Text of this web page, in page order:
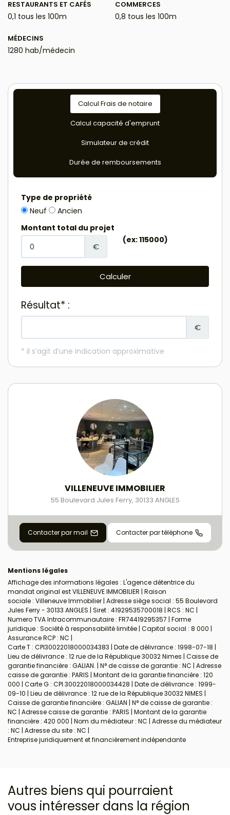
RESTAURANTS ET CAFÉS
0,1 tous les 100m
COMMERCES
0,8 tous les 100m
MÉDECINS
1280 hab/médecin
Calcul Frais de notaire
Calcul capacité d'emprunt
Simulateur de crédit
Durée de remboursements
VILLENEUVE IMMOBILIER
55 Boulevard Jules Ferry, 30133 ANGLES
Contacter par mail Contacter par téléphone
Mentions légales
Affichage des informations légales : L'agence détentrice du
mandat original est VILLENEUVE IMMOBILIER | Raison
sociale : Villeneuve Immobilier | Adresse siège social : 55 Boulevard
Jules Ferry - 30133 ANGLES | Siret : 41929535700018 | RCS : NC |
Numero TVA Intracommunautaire : FR74419295357 | Forme
juridique : Société à responsabilité limitée | Capital social : 8 000 |
Assurance RCP : NC |
Carte T : CPI30022018000034383 | Date de délivrance : 1998-07-18 |
Lieu de délivrance : 12 rue de la République 30032 Nimes | Caisse de
garantie financière : GALIAN. | N° de caisse de garantie : NC | Adresse
caisse de garantie : PARIS | Montant de la garantie financière : 120
000 | Carte G : CPI 30022018000034428 | Date de délivrance : 1999-
09-10 | Lieu de délivrance : 12 rue de la République 30032 NIMES |
Caisse de garantie financière : GALIAN | N° de caisse de garantie :
NC | Adresse caisse de garantie : PARIS | Montant de la garantie
financière : 420 000 | Nom du médiateur : NC | Adresse du médiateur
: NC | Adresse du site : NC |
Entreprise juridiquement et financièrement indépendante
Autres biens qui pourraient
vous intéresser dans la région